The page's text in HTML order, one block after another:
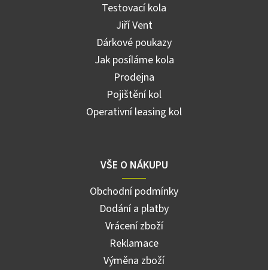
Testovací kola
Jiří Vent
Dárkové poukazy
Jak posíláme kola
Prodejna
Pojištění kol
Operativní leasing kol
VŠE O NÁKUPU
Obchodní podmínky
Dodání a platby
Vrácení zboží
Reklamace
Výměna zboží